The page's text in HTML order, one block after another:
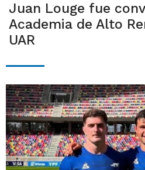
Juan Louge fue
Academia de Alto
UAR